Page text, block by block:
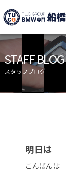
ニュー
目玉車両
保証＆サ
STAFF BLOG
スタッフブログ
明日は
こんばんは